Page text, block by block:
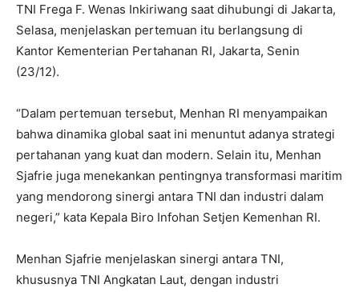
TNI Frega F. Wenas Inkiriwang saat dihubungi di Jakarta,
Selasa, menjelaskan pertemuan itu berlangsung di
Kantor Kementerian Pertahanan RI, Jakarta, Senin
(23/12).
“Dalam pertemuan tersebut, Menhan RI menyampaikan
bahwa dinamika global saat ini menuntut adanya strategi
pertahanan yang kuat dan modern. Selain itu, Menhan
Sjafrie juga menekankan pentingnya transformasi maritim
yang mendorong sinergi antara TNI dan industri dalam
negeri,” kata Kepala Biro Infohan Setjen Kemenhan RI.
Menhan Sjafrie menjelaskan sinergi antara TNI,
khususnya TNI Angkatan Laut, dengan industri